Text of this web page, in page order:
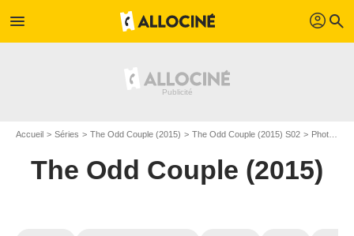
menu profil search
Accueil Séries The Odd Couple (2015) The Odd Couple (2015) S02 Photos The Odd Couple (2015)
The Odd Couple (2015)